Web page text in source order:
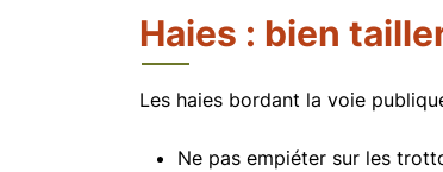
Haies : bien
Les haies bordant la voie
Ne pas empiéter sur les